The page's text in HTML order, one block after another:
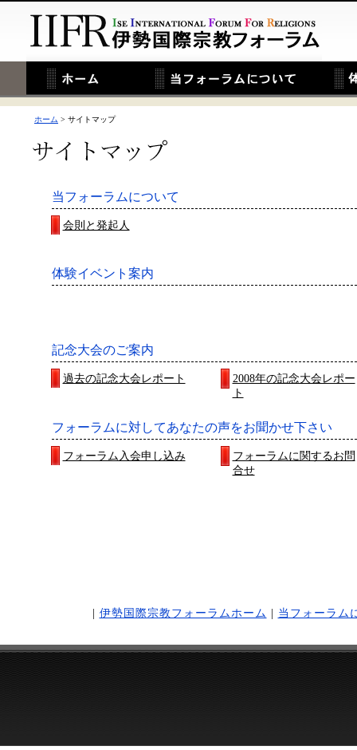
ホーム > サイトマップ
当フォーラムについて
会則と発起人
体験イベント案内
記念大会のご案内
過去の記念大会レポート
2008年の記念大会レポー
ト
フォーラムに対してあなたの声をお聞かせ下さい
フォーラム入会申し込み
フォーラムに関するお問
合せ
伊勢国際宗教フォーラムホーム 当フォーラム